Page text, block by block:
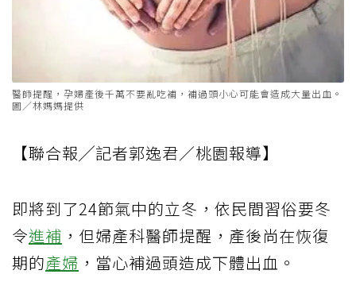
醫師提醒，孕婦產後千萬不要亂吃補，補過頭小心可能會造成大量出血。
圖／林媽媽提供
【聯合報╱記者郭逸君／桃園報導】
即將到了24節氣中的立冬，依民間習俗要冬
令進補 ，但婦產科醫師提醒，產後尚在恢復
期的產婦 ，當心補過頭造成下體出血。